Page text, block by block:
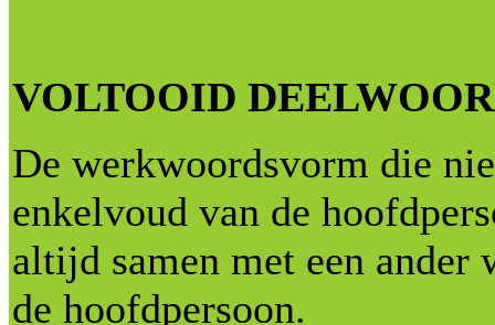
VOLTOOID
De werkwoordsvorm die
enkelvoud van de
altijd samen met een
de hoofdpersoon.